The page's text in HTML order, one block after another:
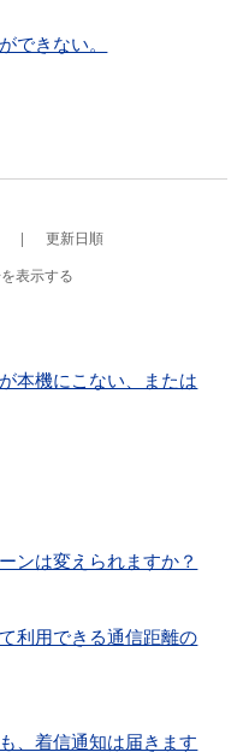
できない。
更新日順
表示する
本機にこない、または
ンは変えられますか？
利用できる通信距離の
、着信通知は届きます